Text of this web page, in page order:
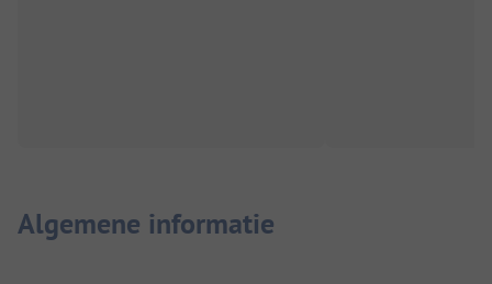
Algemene informatie